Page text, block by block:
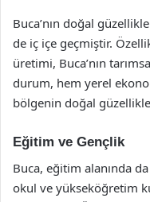
Buca’nın doğal
de iç içe geçmiştir.
üretimi, Buca’nın
durum, hem yerel
bölgenin doğal
Eğitim ve Gençlik
Buca, eğitim alanında
okul ve yükseköğretim